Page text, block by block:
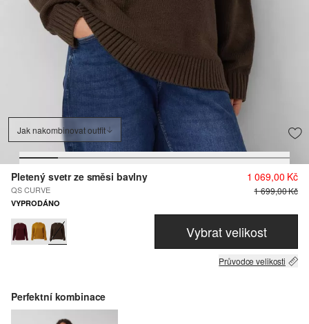
Jak nakombinovat outfit
Pletený svetr ze směsi bavlny
QS CURVE
1 069,00 Kč
1 699,00 Kč
VYPRODÁNO
Vybrat velikost
Průvodce velikosti
Perfektní kombinace